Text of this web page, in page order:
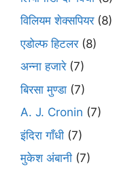
विलियम शेक्सपियर(8)
एडोल्फ हिटलर(8)
अन्ना हजारे(7)
बिरसा मुण्डा (7)
A. J. Cronin (7)
इंदिरा गाँधी (7)
मुकेश अंबानी (7)